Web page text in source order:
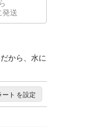
発送
から、水に
ート を設定